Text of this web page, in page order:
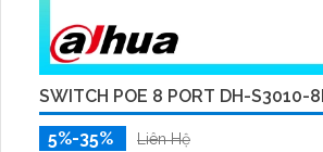
SWITCH POE 8 PORT DH-S3010-
5%-35%
Liên Hệ